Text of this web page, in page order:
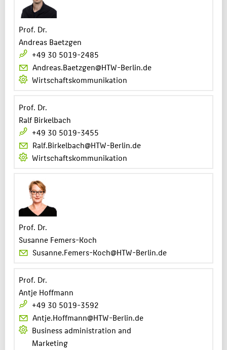
Prof. Dr.
Andreas Baetzgen
+49 30 5019-2485
Andreas.Baetzgen@HTW-Berlin.de
Wirtschaftskommunikation
Prof. Dr.
Ralf Birkelbach
+49 30 5019-3455
Ralf.Birkelbach@HTW-Berlin.de
Wirtschaftskommunikation
Prof. Dr.
Susanne Femers-Koch
Susanne.Femers-Koch@HTW-Berlin.de
Prof. Dr.
Antje Hoffmann
+49 30 5019-3592
Antje.Hoffmann@HTW-Berlin.de
Business administration and
Marketing